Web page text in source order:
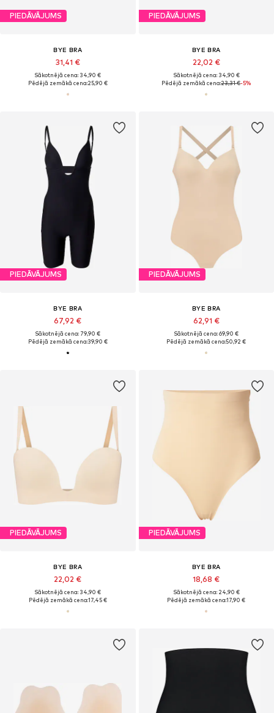
PIEDĀVĀJUMS
BYE BRA
31,41 €
Sākotnējā cena: 34,90 €
Pēdējā zemākā cena:25,90 €
PIEDĀVĀJUMS
BYE BRA
22,02 €
Sākotnējā cena: 34,90 €
Pēdējā zemākā cena:23,31 €-5%
PIEDĀVĀJUMS
BYE BRA
67,92 €
Sākotnējā cena: 79,90 €
Pēdējā zemākā cena:39,90 €
PIEDĀVĀJUMS
BYE BRA
62,91 €
Sākotnējā cena: 69,90 €
Pēdējā zemākā cena:50,92 €
PIEDĀVĀJUMS
BYE BRA
22,02 €
Sākotnējā cena: 34,90 €
Pēdējā zemākā cena:17,45 €
PIEDĀVĀJUMS
BYE BRA
18,68 €
Sākotnējā cena: 24,90 €
Pēdējā zemākā cena:17,90 €